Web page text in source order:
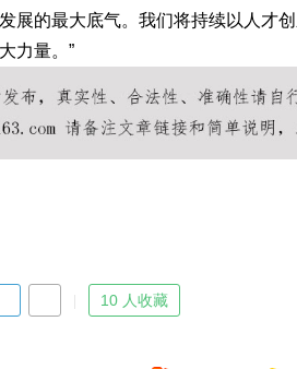
展的最大底气。我们将持续以人才
力量。”
10 人收藏